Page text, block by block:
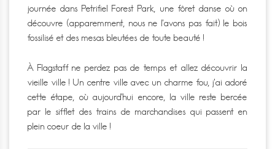
journée dans Petrifiel Forest Park, une fôret danse où on
découvre (apparemment, nous ne l’avons pas fait) le bois
fossilisé et des mesas bleutées de toute beauté !
À Flagstaff ne perdez pas de temps et allez découvrir la
vieille ville ! Un centre ville avec un charme fou, j’ai adoré
cette étape, où aujourd’hui encore, la ville reste bercée
par le sifflet des trains de marchandises qui passent en
plein coeur de la ville !